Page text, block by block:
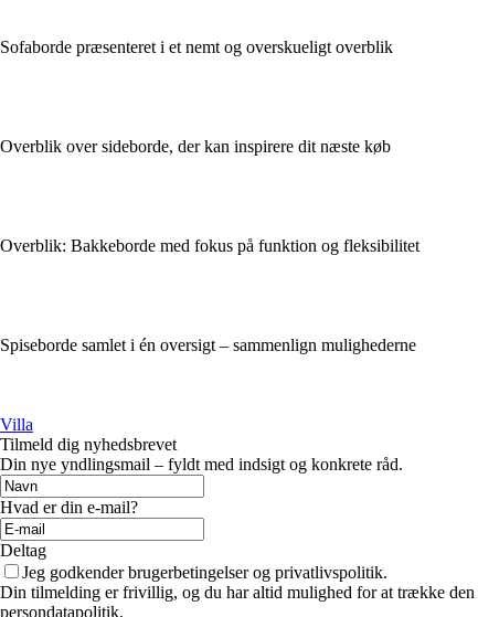
Sofaborde præsenteret i et nemt og overskueligt overblik
Overblik over sideborde, der kan inspirere dit næste køb
Overblik: Bakkeborde med fokus på funktion og fleksibilitet
Spiseborde samlet i én oversigt – sammenlign mulighederne
Villa
Tilmeld dig nyhedsbrevet
Din nye yndlingsmail – fyldt med indsigt og konkrete råd.
Hvad er din e-mail?
Deltag
Jeg godkender brugerbetingelser og privatlivspolitik.
Din tilmelding er frivillig, og du har altid mulighed for at trække den
persondatapolitik.